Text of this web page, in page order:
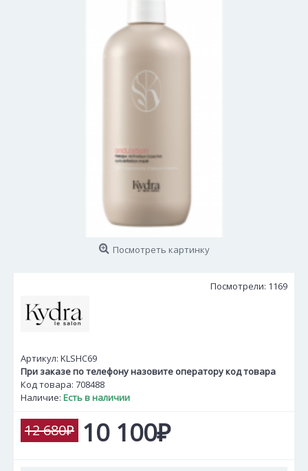
Посмотреть картинку
Посмотрели: 1169
Артикул: KLSHC69
При заказе по телефону назовите оператору код товара
Код товара: 708488
Наличие: Есть в наличии
12 680₽ 10 100₽